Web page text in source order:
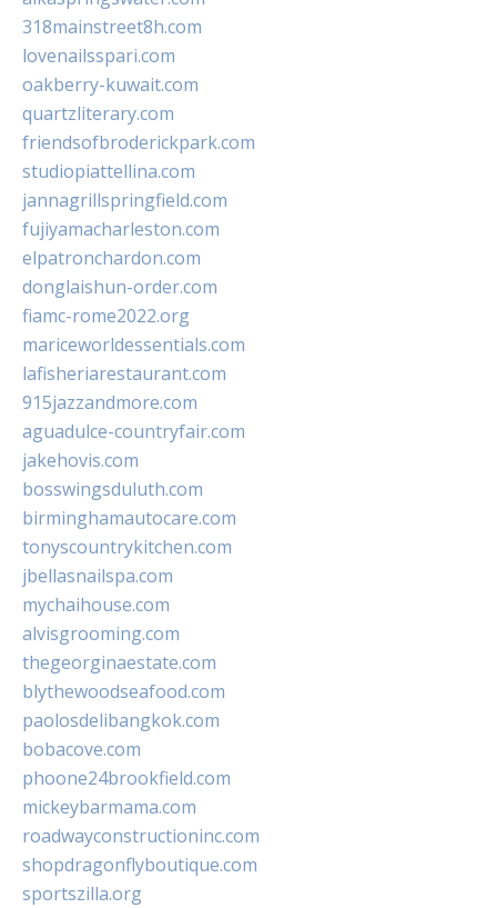
318mainstreet8h.com
lovenailsspari.com
oakberry-kuwait.com
quartzliterary.com
friendsofbroderickpark.com
studiopiattellina.com
jannagrillspringfield.com
fujiyamacharleston.com
elpatronchardon.com
donglaishun-order.com
fiamc-rome2022.org
mariceworldessentials.com
lafisheriarestaurant.com
915jazzandmore.com
aguadulce-countryfair.com
jakehovis.com
bosswingsduluth.com
birminghamautocare.com
tonyscountrykitchen.com
jbellasnailspa.com
mychaihouse.com
alvisgrooming.com
thegeorginaestate.com
blythewoodseafood.com
paolosdelibangkok.com
bobacove.com
phoone24brookfield.com
mickeybarmama.com
roadwayconstructioninc.com
shopdragonflyboutique.com
sportszilla.org